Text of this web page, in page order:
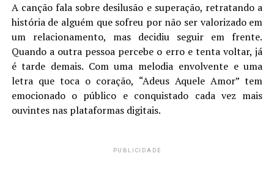
A canção fala sobre desilusão e superação, retratando a
história de alguém que sofreu por não ser valorizado em
um relacionamento, mas decidiu seguir em frente.
Quando a outra pessoa percebe o erro e tenta voltar, já
é tarde demais. Com uma melodia envolvente e uma
letra que toca o coração, “Adeus Aquele Amor” tem
emocionado o público e conquistado cada vez mais
ouvintes nas plataformas digitais.
PUBLICIDADE